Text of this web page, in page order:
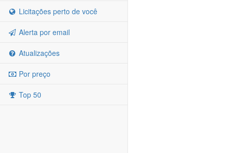
Licitações perto de você
Alerta por email
Atualizações
Por preço
Top 50